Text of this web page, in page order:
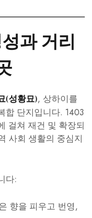
과 거리
(성황묘), 상하이를
합 단지입니다. 1403
걸쳐 재건 및 확장되
사회 생활의 중심지
다:
향을 피우고 번영,